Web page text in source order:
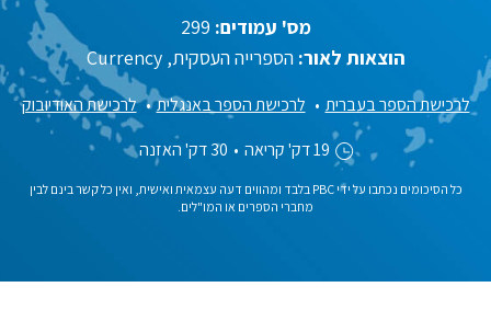
מס' עמודים:
הוצאות לאור: הספרייה העסקית, Currency
לרכישת הספר בעברית לרכישת הספר באנגלית
לרכישת האודיובוק
• 30 דק' האזנה
כל הסיכומים נכתבו על ידי PBC בלבד ומהווים דעה עצמאית ואישית, ואין כל קשר בינם לבין
מחברי הספרים או המו"לים.